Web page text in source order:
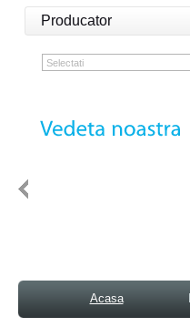
Producator
Acasa